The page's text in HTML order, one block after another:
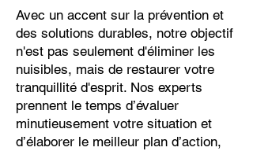
Avec un accent sur la prévention et
des solutions durables, notre objectif
n'est pas seulement d'éliminer les
nuisibles, mais de restaurer votre
tranquillité d'esprit. Nos experts
prennent le temps d’évaluer
minutieusement votre situation et
d’élaborer le meilleur plan d’action,